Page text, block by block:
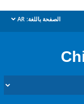
الصفحة باللغة: AR
dropdown